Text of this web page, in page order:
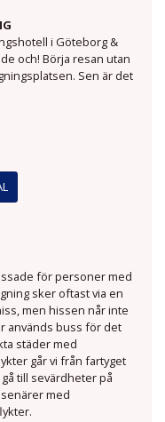
i Göteborg &
och! Börja resan utan
Sen är det
för personer med
sker oftast via en
men hissen når inte
används buss för det
städer med
går vi från fartyget
till sevärdheter på
med